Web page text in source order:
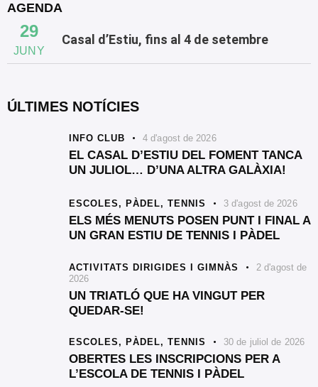
AGENDA
29
JUNY
Casal d’Estiu, fins al 4 de setembre
ÚLTIMES NOTÍCIES
INFO CLUB 4 d'agost de 2026
EL CASAL D’ESTIU DEL FOMENT TANCA
UN JULIOL… D’UNA ALTRA GALÀXIA!
ESCOLES, PÀDEL, TENNIS 3 d'agost de 2026
ELS MÉS MENUTS POSEN PUNT I FINAL A
UN GRAN ESTIU DE TENNIS I PÀDEL
ACTIVITATS DIRIGIDES I GIMNÀS
2 d'agost de
2026
UN TRIATLÓ QUE HA VINGUT PER
QUEDAR-SE!
ESCOLES, PÀDEL, TENNIS 30 de juliol de 2026
OBERTES LES INSCRIPCIONS PER A
L’ESCOLA DE TENNIS I PÀDEL